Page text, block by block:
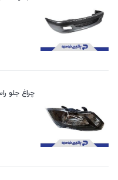
چراغ جلو راست